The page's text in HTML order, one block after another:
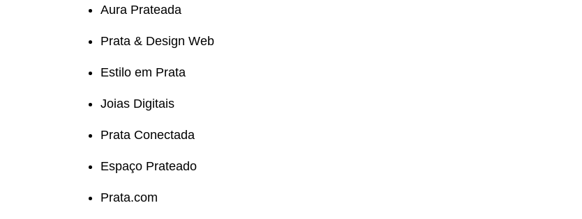
Aura Prateada
Prata & Design Web
Estilo em Prata
Joias Digitais
Prata Conectada
Espaço Prateado
Prata.com